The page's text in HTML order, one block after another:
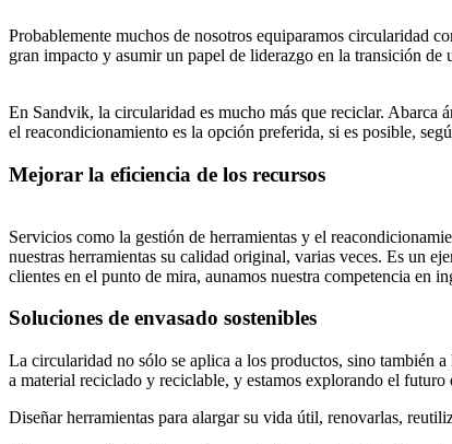
Probablemente muchos de nosotros equiparamos circularidad
gran impacto y asumir un papel de liderazgo en la transición de
En Sandvik, la circularidad es mucho más que reciclar. Abarca
el reacondicionamiento es la opción preferida, si es posible,
Mejorar la eficiencia de los recursos
Servicios como la gestión de herramientas y el
nuestras herramientas su calidad original, varias veces. Es un
clientes en el punto de mira, aunamos nuestra competencia en
Soluciones de envasado sostenibles
La circularidad no sólo se aplica a los productos, sino también
a material reciclado y reciclable, y estamos explorando el
Diseñar herramientas para alargar su vida útil, renovarlas,